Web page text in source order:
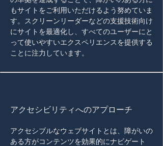
もサイトをご利用いただけるよう努めていま
す。スクリーンリーダーなどの支援技術向け
にサイトを最適化し、すべてのユーザーにと
って使いやすいエクスペリエンスを提供する
ことに注力しています。
アクセシビリティへのアプローチ
アクセシブルなウェブサイトとは、障がいの
ある方がコンテンツを効果的にナビゲート